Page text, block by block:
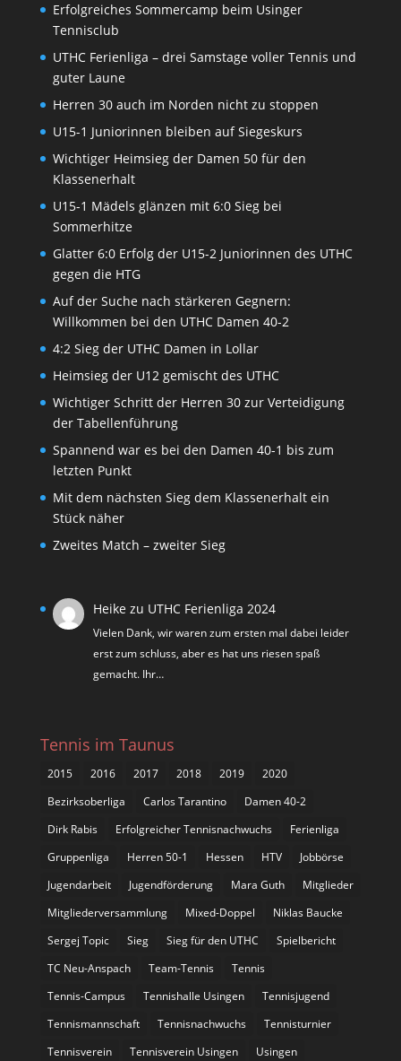
Erfolgreiches Sommercamp beim Usinger
Tennisclub
UTHC Ferienliga – drei Samstage voller Tennis und
guter Laune
Herren 30 auch im Norden nicht zu stoppen
U15-1 Juniorinnen bleiben auf Siegeskurs
Wichtiger Heimsieg der Damen 50 für den
Klassenerhalt
U15-1 Mädels glänzen mit 6:0 Sieg bei
Sommerhitze
Glatter 6:0 Erfolg der U15-2 Juniorinnen des UTHC
gegen die HTG
Auf der Suche nach stärkeren Gegnern:
Willkommen bei den UTHC Damen 40-2
4:2 Sieg der UTHC Damen in Lollar
Heimsieg der U12 gemischt des UTHC
Wichtiger Schritt der Herren 30 zur Verteidigung
der Tabellenführung
Spannend war es bei den Damen 40-1 bis zum
letzten Punkt
Mit dem nächsten Sieg dem Klassenerhalt ein
Stück näher
Zweites Match – zweiter Sieg
Heike zu UTHC Ferienliga 2024
Vielen Dank, wir waren zum ersten mal dabei leider
erst zum schluss, aber es hat uns riesen spaß
gemacht. Ihr…
Tennis im Taunus
2015 2016 2017 2018 2019
2020
Bezirksoberliga
Carlos Tarantino
Damen 40-2
Dirk Rabis
Erfolgreicher Tennisnachwuchs
Ferienliga
Gruppenliga
Herren 50-1 Hessen HTV
Jobbörse
Jugendarbeit
Jugendförderung Mara Guth
Mitglieder
Mitgliederversammlung
Mixed-Doppel
Niklas Baucke
Sergej Topic
Sieg Sieg für den UTHC
Spielbericht
TC Neu-Anspach
Team-Tennis
Tennis
Tennis-Campus
Tennishalle Usingen
Tennisjugend
Tennismannschaft
Tennisnachwuchs
Tennisturnier
Tennisverein
Tennisverein Usingen Usingen